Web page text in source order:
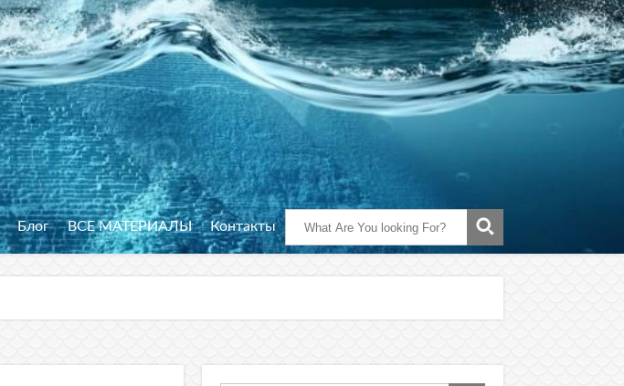
Блог ВСЕ МАТЕРИАЛЫ Контакты